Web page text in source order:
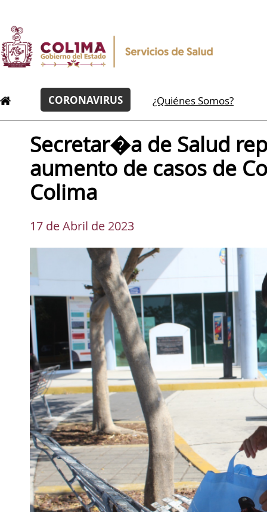
CORONAVIRUS ¿Quiénes Somos?
Secretar�a de Salud
aumento de casos de
Colima
17 de Abril de 2023